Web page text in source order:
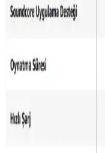
kalitesi, gürültü
karşılaştırması.
Günümüzde kablosuz
avantajlar sunan bu
edilebilir.